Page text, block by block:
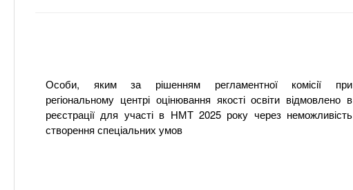
Особи, яким за рішенням регламентної комісії при
регіональному центрі оцінювання якості освіти відмовлено в
реєстрації для участі в НМТ 2025 року через неможливість
створення спеціальних умов